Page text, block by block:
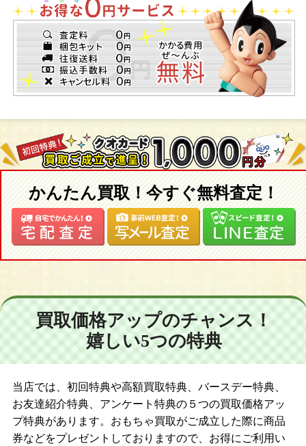
かんたん買取！今すぐ無料査定！
買取価格アップのチャンス！
嬉しい5つの特典
当店では、初回特典や高額買取特典、バースデー特典、
お友達紹介特典、アンケート特典の５つの買取価格アッ
プ特典があります。おもちゃ買取がご成立した際に商品
券などをプレゼントしておりますので、お得にご利用い